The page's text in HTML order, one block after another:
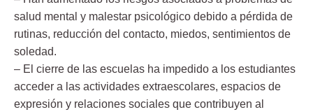
salud mental y malestar psicológico debido a pérdida de
rutinas, reducción del contacto, miedos, sentimientos de
soledad.
– El cierre de las escuelas ha impedido a los estudiantes
acceder a las actividades extraescolares, espacios de
expresión y relaciones sociales que contribuyen al